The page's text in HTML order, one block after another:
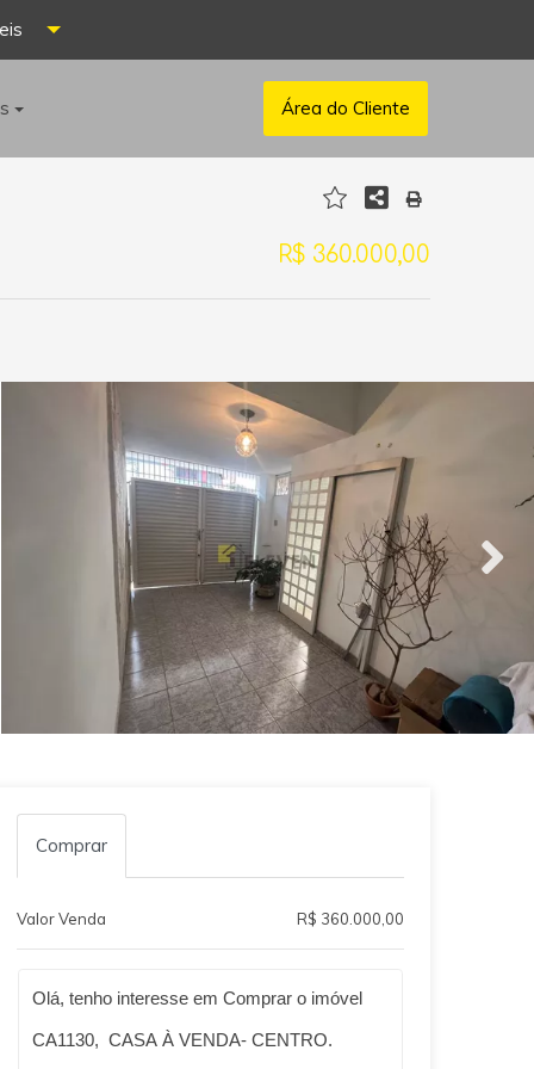
Área do Cliente
R$ 360.000,00
Comprar
Valor Venda R$ 360.000,00